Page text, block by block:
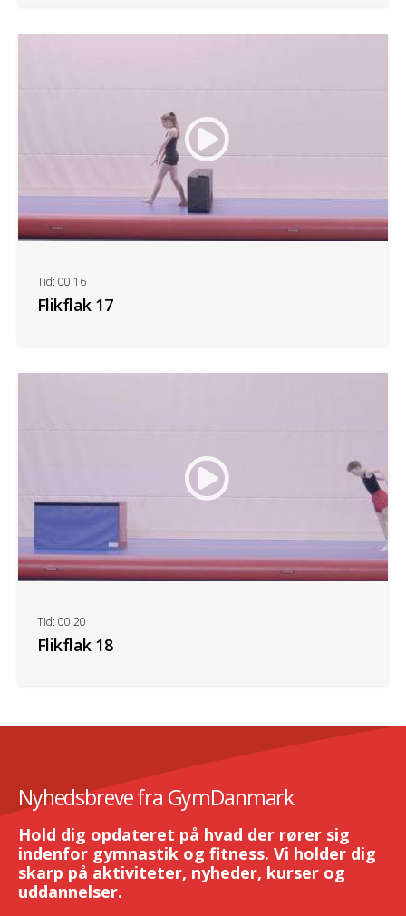
Flikflak 17
Tid: 00:16
Flikflak 18
Tid: 00:20
Nyhedsbreve fra GymDanmark
Hold dig opdateret på hvad der rører sig
indenfor gymnastik og fitness. Vi holder dig
skarp på aktiviteter, nyheder, kurser og
uddannelser.